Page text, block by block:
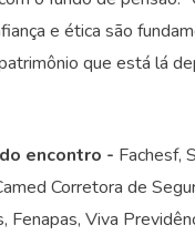
e ética são
que está lá
encontro - Fachesf,
Corretora de
Fenapas, Viva